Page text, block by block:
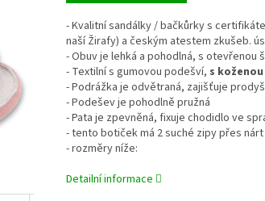
- Kvalitní sandálky / bačkůrky s
naší Žirafy) a českým atestem zkušeb.
- Obuv je lehká a pohodlná, s otevřenou
- Textilní s gumovou podešví, s
- Podrážka je odvětraná, zajišťuje
- Podešev je pohodlně pružná
- Pata je zpevněná, fixuje chodidlo ve
- tento botiček má 2 suché zipy přes
- rozměry níže:
Detailní informace